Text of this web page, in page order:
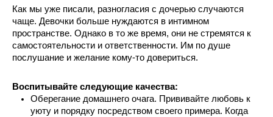
Как мы уже писали, разногласия с дочерью случаются
чаще. Девочки больше нуждаются в интимном
пространстве. Однако в то же время, они не стремятся к
самостоятельности и ответственности. Им по душе
послушание и желание кому-то довериться.
Воспитывайте следующие качества:
Оберегание домашнего очага. Прививайте любовь к
уюту и порядку посредством своего примера. Когда